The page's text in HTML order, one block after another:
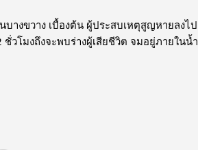
างขวาง เบื้องต้น ผู้ประสบเหตุสูญหายลงไป
วโมงถึงจะพบร่างผู้เสียชีวิต จมอยู่ภายในน้ำ